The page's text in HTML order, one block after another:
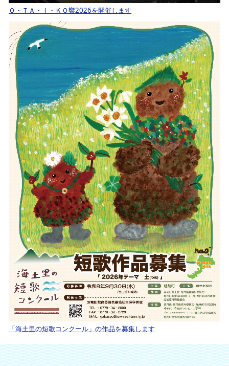
Ｏ・ＴＡ・Ｉ・ＫＯ響2026を開催します
「海土里の短歌コンクール」の作品を募集します